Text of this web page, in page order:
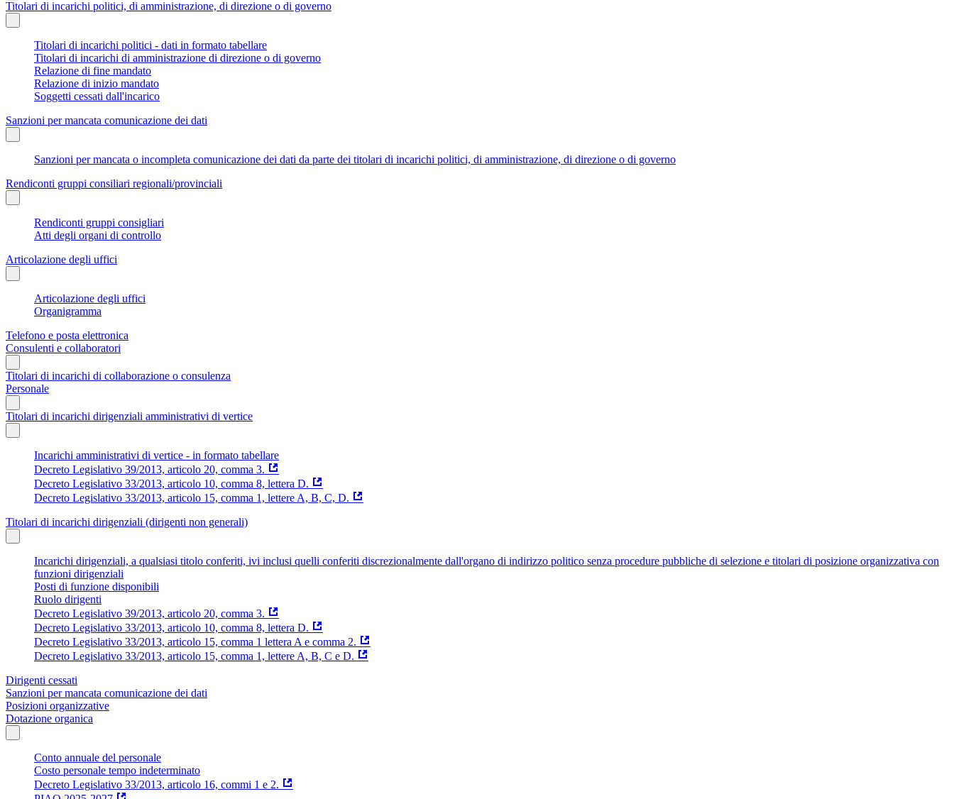
Titolari di incarichi politici, di amministrazione, di direzione o di governo
Titolari di incarichi politici - dati in formato tabellare
Titolari di incarichi di amministrazione di direzione o di governo
Relazione di fine mandato
Relazione di inizio mandato
Soggetti cessati dall'incarico
Sanzioni per mancata comunicazione dei dati
Sanzioni per mancata o incompleta comunicazione dei dati da parte dei titolari di incarichi politici, di amministrazione, di direzione o di governo
Rendiconti gruppi consiliari regionali/provinciali
Rendiconti gruppi consigliari
Atti degli organi di controllo
Articolazione degli uffici
Articolazione degli uffici
Organigramma
Telefono e posta elettronica
Consulenti e collaboratori
Titolari di incarichi di collaborazione o consulenza
Personale
Titolari di incarichi dirigenziali amministrativi di vertice
Incarichi amministrativi di vertice - in formato tabellare
Decreto Legislativo 39/2013, articolo 20, comma 3.
Decreto Legislativo 33/2013, articolo 10, comma 8, lettera D.
Decreto Legislativo 33/2013, articolo 15, comma 1, lettere A, B, C, D.
Titolari di incarichi dirigenziali (dirigenti non generali)
Incarichi dirigenziali, a qualsiasi titolo conferiti, ivi inclusi quelli conferiti discrezionalmente dall'organo di indirizzo politico senza procedure pubbliche di selezione e titolari di posizione organizzativa con
funzioni dirigenziali
Posti di funzione disponibili
Ruolo dirigenti
Decreto Legislativo 39/2013, articolo 20, comma 3.
Decreto Legislativo 33/2013, articolo 10, comma 8, lettera D.
Decreto Legislativo 33/2013, articolo 15, comma 1 lettera A e comma 2.
Decreto Legislativo 33/2013, articolo 15, comma 1, lettere A, B, C e D.
Dirigenti cessati
Sanzioni per mancata comunicazione dei dati
Posizioni organizzative
Dotazione organica
Conto annuale del personale
Costo personale tempo indeterminato
Decreto Legislativo 33/2013, articolo 16, commi 1 e 2.